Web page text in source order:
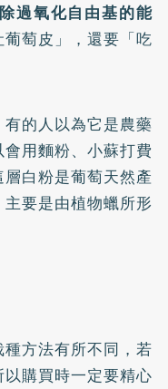
過氧化自由基的能
萄皮」，還要「吃
的人以為它是農藥
用麵粉、小蘇打費
白粉是葡萄天然產
要是由植物蠟所形
方法有所不同，若
購買時一定要精心